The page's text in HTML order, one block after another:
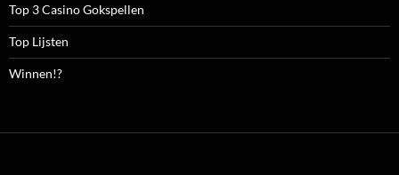
Top 3 Casino Gokspellen
Top Lijsten
Winnen!?